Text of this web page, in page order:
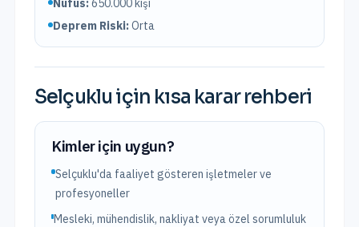
Nüfus:650.000kişi
Deprem Riski:Orta
Selçuklu için kısa karar rehberi
Kimler için uygun?
Selçuklu'da faaliyet gösteren işletmeler ve
profesyoneller
Mesleki, mühendislik, nakliyat veya özel sorumluluk